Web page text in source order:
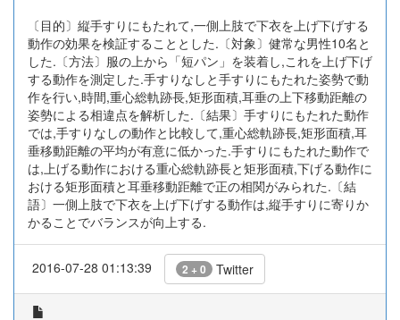
〔目的〕縦手すりにもたれて,一側上肢で下衣を上げ下げする
動作の効果を検証することとした.〔対象〕健常な男性10名と
した.〔方法〕服の上から「短パン」を装着し,これを上げ下げ
する動作を測定した.手すりなしと手すりにもたれた姿勢で動
作を行い,時間,重心総軌跡長,矩形面積,耳垂の上下移動距離の
姿勢による相違点を解析した.〔結果〕手すりにもたれた動作
では,手すりなしの動作と比較して,重心総軌跡長,矩形面積,耳
垂移動距離の平均が有意に低かった.手すりにもたれた動作で
は,上げる動作における重心総軌跡長と矩形面積,下げる動作に
おける矩形面積と耳垂移動距離で正の相関がみられた.〔結
語〕一側上肢で下衣を上げ下げする動作は,縦手すりに寄りか
かることでバランスが向上する.
2016-07-28 01:13:39 2 + 0 Twitter